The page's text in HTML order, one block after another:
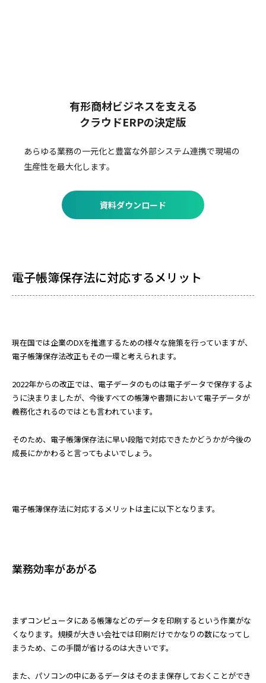
有形商材ビジネスを支える
クラウドERPの決定版
あらゆる業務の一元化と豊富な外部システム連携で現場の
生産性を最大化します。
資料ダウンロード
電子帳簿保存法に対応するメリット
現在国では企業のDXを推進するための様々な施策を行っていますが、
電子帳簿保存法改正もその一環と考えられます。
2022年からの改正では、電子データのものは電子データで保存するよ
うに決まりましたが、今後すべての帳簿や書類において電子データが
義務化されるのではとも言われています。
そのため、電子帳簿保存法に早い段階で対応できたかどうかが今後の
成長にかかわると言ってもよいでしょう。
電子帳簿保存法に対応するメリットは主に以下となります。
業務効率があがる
まずコンピュータにある帳簿などのデータを印刷するという作業がな
くなります。規模が大きい会社では印刷だけでかなりの数になってし
まうため、この手間が省けるのは大きいです。
また、パソコンの中にあるデータはそのまま保存しておくことができ